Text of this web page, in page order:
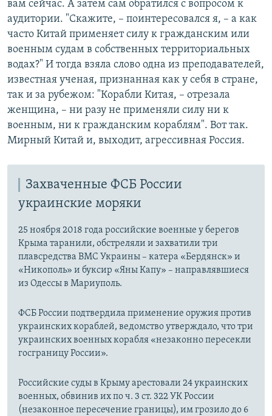
вам сейчас. А затем сам обратился с вопросом к
аудитории. "Скажите, – поинтересовался я, – а как
часто Китай применяет силу к гражданским или
военным судам в собственных территориальных
водах?" И тогда взяла слово одна из преподавателей,
известная ученая, признанная как у себя в стране,
так и за рубежом: "Корабли Китая, – отрезала
женщина, – ни разу не применяли силу ни к
военным, ни к гражданским кораблям". Вот так.
Мирный Китай и, выходит, агрессивная Россия.
Захваченные ФСБ России
украинские моряки
25 ноября 2018 года российские военные у берегов
Крыма таранили, обстреляли и захватили три
плавсредства ВМС Украины – катера «Бердянск» и
«Никополь» и буксир «Яны Капу» – направлявшиеся
из Одессы в Мариуполь.
ФСБ России подтвердила применение оружия против
украинских кораблей, ведомство утверждало, что три
украинских военных корабля «незаконно пересекли
госграницу России».
Российские суды в Крыму арестовали 24 украинских
военных, обвинив их по ч. 3 ст. 322 УК России
(незаконное пересечение границы), им грозило до 6